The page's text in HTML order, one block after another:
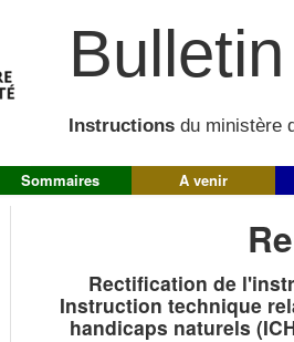
Instructions du ministère
Sommaires A venir
Rectification de
Instruction technique
handicaps naturels